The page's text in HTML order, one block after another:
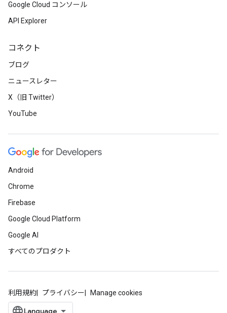
Google Cloud コンソール
API Explorer
コネクト
ブログ
ニュースレター
X（旧 Twitter）
YouTube
Android
Chrome
Firebase
Google Cloud Platform
Google AI
すべてのプロダクト
利用規約 プライバシー Manage cookies